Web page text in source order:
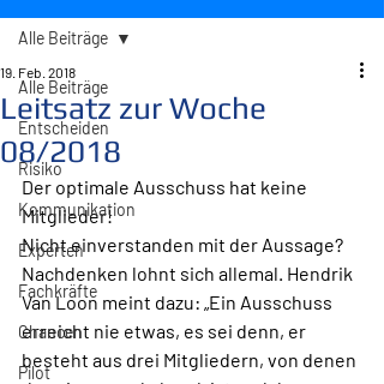
Alle Beiträge
Entscheiden
Risiko
Kommunikation
Experten
Fachkräfte
Chancen
Pilot
Alle Beiträge
Leitsatz zur Woche
08/2018
19. Feb. 2018
Der optimale Ausschuss hat keine
Mitglieder!
Nicht einverstanden mit der Aussage?
Nachdenken lohnt sich allemal. Hendrik
Van Loon meint dazu: „Ein Ausschuss
erreicht nie etwas, es sei denn, er
besteht aus drei Mitgliedern, von denen